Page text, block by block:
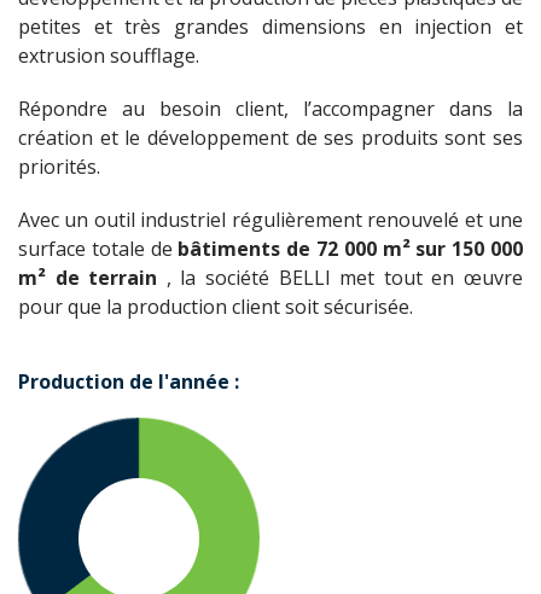
petites et très grandes dimensions en injection et
extrusion soufflage.
Répondre au besoin client, l’accompagner dans la
création et le développement de ses produits sont ses
priorités.
Avec un outil industriel régulièrement renouvelé et une
surface totale de bâtiments de 72 000 m² sur 150 000
m² de terrain , la société BELLI met tout en œuvre
pour que la production client soit sécurisée.
Production de l'année :